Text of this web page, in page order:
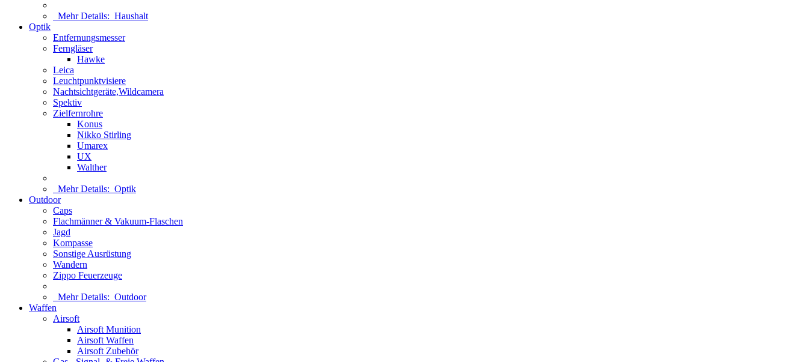
Mehr Details: Haushalt
Optik
Entfernungsmesser
Ferngläser
Hawke
Leica
Leuchtpunktvisiere
Nachtsichtgeräte,Wildcamera
Spektiv
Zielfernrohre
Konus
Nikko Stirling
Umarex
UX
Walther
Mehr Details: Optik
Outdoor
Caps
Flachmänner & Vakuum-Flaschen
Jagd
Kompasse
Sonstige Ausrüstung
Wandern
Zippo Feuerzeuge
Mehr Details: Outdoor
Waffen
Airsoft
Airsoft Munition
Airsoft Waffen
Airsoft Zubehör